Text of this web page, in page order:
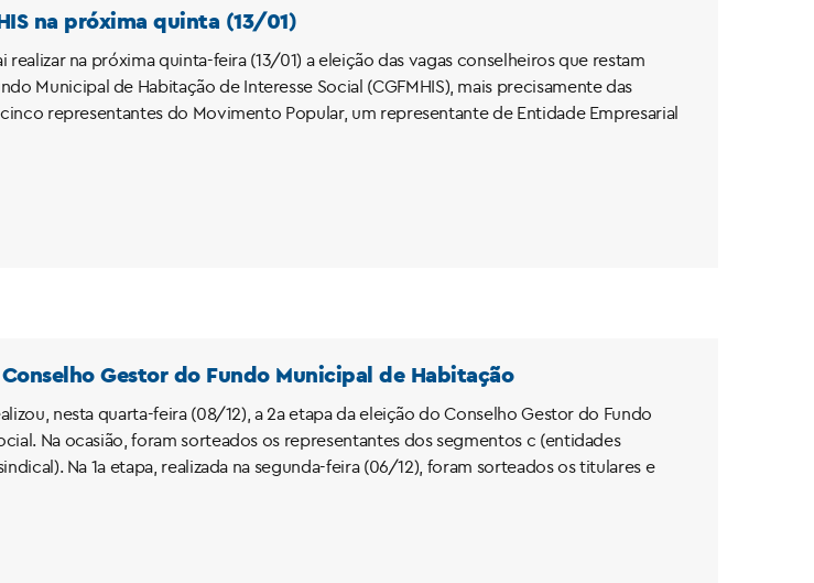
na próxima quinta (13/01)
na próxima quinta-feira (13/01) a eleição das vagas conselheiros que restam
Municipal de Habitação de Interesse Social (CGFMHIS), mais precisamente das
representantes do Movimento Popular, um representante de Entidade Empresarial
Gestor do Fundo Municipal de Habitação
nesta quarta-feira (08/12), a 2a etapa da eleição do Conselho Gestor do Fundo
Na ocasião, foram sorteados os representantes dos segmentos c (entidades
Na 1a etapa, realizada na segunda-feira (06/12), foram sorteados os titulares e